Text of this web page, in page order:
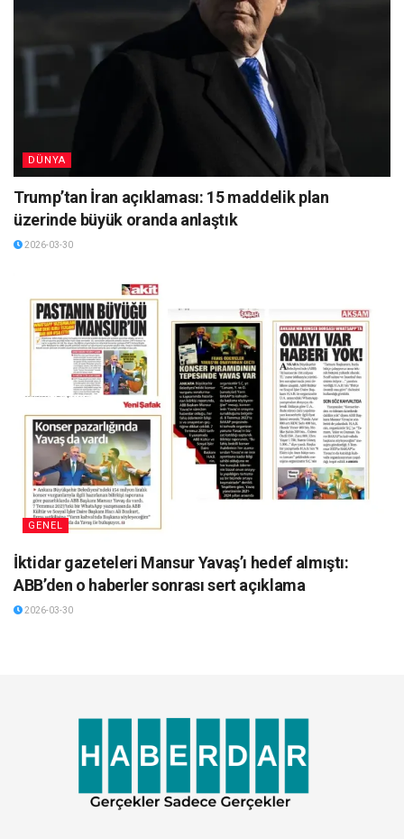
DÜNYA
Trump’tan İran açıklaması: 15 maddelik plan
üzerinde büyük oranda anlaştık
2026-03-30
GENEL
İktidar gazeteleri Mansur Yavaş’ı hedef almıştı:
ABB’den o haberler sonrası sert açıklama
2026-03-30